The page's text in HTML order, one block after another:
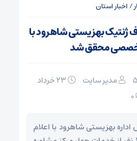
/ اخبار استان
ژنتیک بهزیستی شاهرود با
محقق شد
مدیر سایت
۰
بهزیستی شاهرود با اعلام